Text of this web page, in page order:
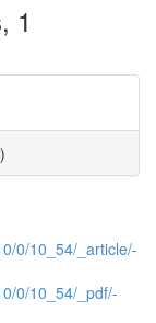
1
)
0/10_54/_article/-
0/10_54/_pdf/-